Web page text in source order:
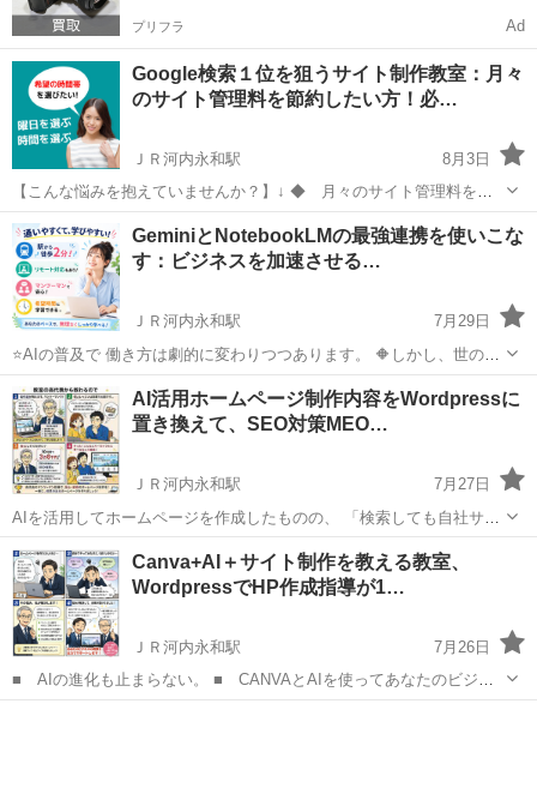
プリフラ Ad
Google検索１位を狙うサイト制作教室：月々
のサイト管理料を節約したい方！必…
ＪＲ河内永和駅
8月3日
【こんな悩みを抱えていませんか？】↓ ◆ 月々のサイト管理料を節
約したい方 ◆「Webサイトを作りたいけど、どこから始めればいいの
かわからない…」 ◆「本や動画で勉強してみたけど、いざ自分で作ろ
うとすると挫...
大阪 ホームページ作成
Canva
GeminiとNotebookLMの最強連携を使いこな
す：ビジネスを加速させる…
ＪＲ河内永和駅
7月29日
⭐AIの普及で 働き方は劇的に変わりつつあります。 🔶しかし、世の中
にあふれるAIツールをどう組み合わせ、 どう実務に活かせばいいの
か、 迷っている方も多いのではないでしょうか。 ＝＝＝＝＝＝＝＝＝
＝＝＝＝＝＝...
大阪 東大阪市 ＪＲ河内永和駅 ホームページ作成
デジタル
AI活用ホームページ制作内容をWordpressに
置き換えて、SEO対策MEO…
ＪＲ河内永和駅
7月27日
AIを活用してホームページを作成したものの、 「検索しても自社サイ
トが出てこない」 「Googleマップからの集客につながらない」 「更
新や修正を外注任せにしている」 と悩んでいませんか。 見た目のよい
ホームペ...
大阪 東大阪市 ＪＲ河内永和駅 ホームページ作成
SEO
Canva+AI＋サイト制作を教える教室、
WordpressでHP作成指導が1…
ＪＲ河内永和駅
7月26日
■ AIの進化も止まらない。 ■ CANVAとAIを使ってあなたのビジネ
スを アピールすると 時間も短縮、デザインも解決 ■ CANVA活用を